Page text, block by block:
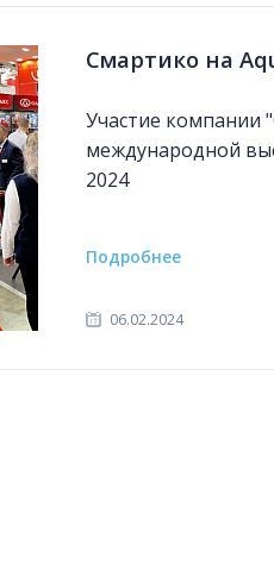
Смартико на
Участие компании
международной
2024
Подробнее
06.02.2024